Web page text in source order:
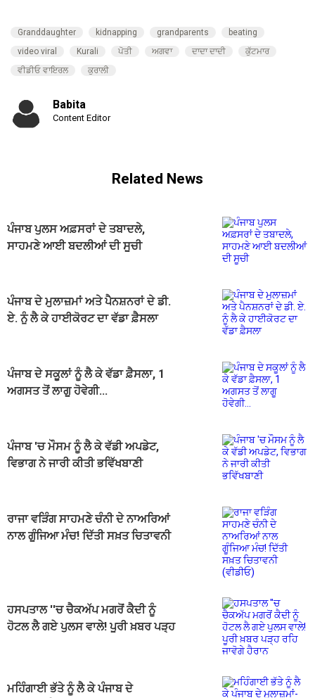
Granddaughter kidnapping grandparents
beating
video viral
Kurali ਪੋਤੀ ਅਗਵਾ ਦਾਦਾ ਦਾਦੀ
ਕੁੱਟਮਾਰ
ਵੀਡੀਓ ਵਾਇਰਲ
ਕੁਰਾਲੀ
Babita
Content Editor
Related News
ਪੰਜਾਬ ਪੁਲਸ ਅਫ਼ਸਰਾਂ ਦੇ ਤਬਾਦਲੇ,
ਸਾਹਮਣੇ ਆਈ ਬਦਲੀਆਂ ਦੀ ਸੂਚੀ
ਪੰਜਾਬ ਦੇ ਮੁਲਾਜ਼ਮਾਂ ਅਤੇ ਪੈਨਸ਼ਨਰਾਂ ਦੇ ਡੀ.
ਏ. ਨੂੰ ਲੈ ਕੇ ਹਾਈਕੋਰਟ ਦਾ ਵੱਡਾ ਫ਼ੈਸਲਾ
ਪੰਜਾਬ ਦੇ ਸਕੂਲਾਂ ਨੂੰ ਲੈ ਕੇ ਵੱਡਾ ਫ਼ੈਸਲਾ, 1
ਅਗਸਤ ਤੋਂ ਲਾਗੂ ਹੋਵੇਗੀ...
ਪੰਜਾਬ 'ਚ ਮੌਸਮ ਨੂੰ ਲੈ ਕੇ ਵੱਡੀ ਅਪਡੇਟ,
ਵਿਭਾਗ ਨੇ ਜਾਰੀ ਕੀਤੀ ਭਵਿੱਖਬਾਣੀ
ਰਾਜਾ ਵੜਿੰਗ ਸਾਹਮਣੇ ਚੰਨੀ ਦੇ ਨਾਅਰਿਆਂ
ਨਾਲ ਗੂੰਜਿਆ ਮੰਚ! ਦਿੱਤੀ ਸਖ਼ਤ ਚਿਤਾਵਨੀ
ਹਸਪਤਾਲ ''ਚ ਚੈਕਅੱਪ ਮਗਰੋਂ ਕੈਦੀ ਨੂੰ
ਹੋਟਲ ਲੈ ਗਏ ਪੁਲਸ ਵਾਲੇ! ਪੂਰੀ ਖ਼ਬਰ ਪੜ੍ਹ
ਮਹਿੰਗਾਈ ਭੱਤੇ ਨੂੰ ਲੈ ਕੇ ਪੰਜਾਬ ਦੇ